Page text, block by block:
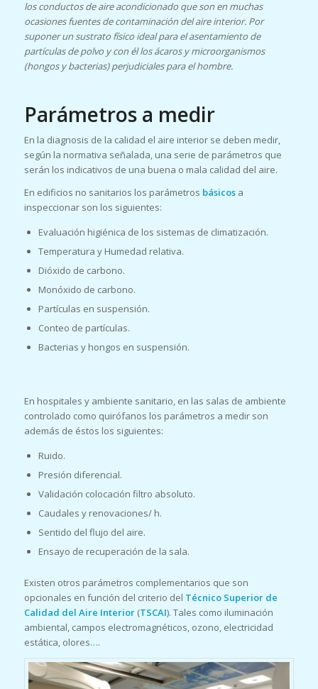
los conductos de aire acondicionado que son en muchas
ocasiones fuentes de contaminación del aire interior. Por
suponer un sustrato físico ideal para el asentamiento de
partículas de polvo y con él los ácaros y microorganismos
(hongos y bacterias) perjudiciales para el hombre.
Parámetros a medir
En la diagnosis de la calidad el aire interior se deben medir,
según la normativa señalada, una serie de parámetros que
serán los indicativos de una buena o mala calidad del aire.
En edificios no sanitarios los parámetros básicosa
inspeccionar son los siguientes:
Evaluación higiénica de los sistemas de climatización.
Temperatura y Humedad relativa.
Dióxido de carbono.
Monóxido de carbono.
Partículas en suspensión.
Conteo de partículas.
Bacterias y hongos en suspensión.
En hospitales y ambiente sanitario, en las salas de ambiente
controlado como quirófanos los parámetros a medir son
además de éstos los siguientes:
Ruido.
Presión diferencial.
Validación colocación filtro absoluto.
Caudales y renovaciones/ h.
Sentido del flujo del aire.
Ensayo de recuperación de la sala.
Existen otros parámetros complementarios que son
opcionales en función del criterio del Técnico Superior de
Calidad del Aire Interior(TSCAI). Tales como iluminación
ambiental, campos electromagnéticos, ozono, electricidad
estática, olores….